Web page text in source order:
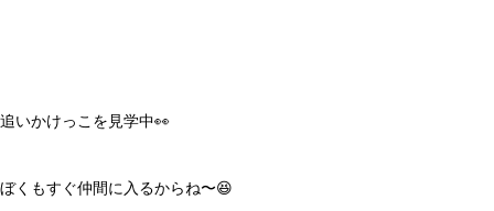
追いかけっこを見学中👀
ぼくもすぐ仲間に入るからね〜😆